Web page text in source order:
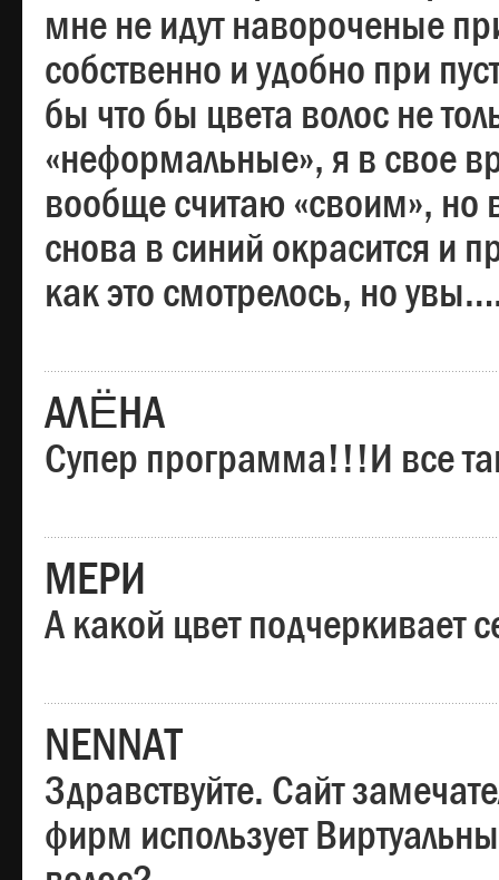
мне не идут навороченые
собственно и удобно при
бы что бы цвета волос не
«неформальные», я в свое
вообще считаю «своим», но
снова в синий окрасится и
как это смотрелось, но
АЛЁНА
Супер программа!!!И все
МЕРИ
А какой цвет подчеркивает
NENNAT
Здравствуйте. Сайт
фирм использует